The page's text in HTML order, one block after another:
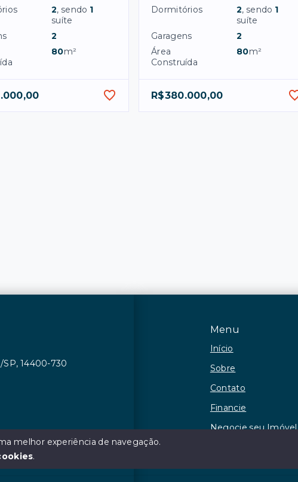
2, sendo 1
suíte
2
80m²
Dormitórios 2, sendo 1
suíte
Garagens
2
Área
Construída
80m²
R$380.000,00
Menu
Início
Sobre
Contato
Financie
Negocie seu Imóvel
SP, 14400-730
melhor experiência de navegação.
.